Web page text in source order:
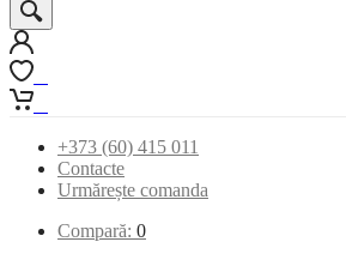
+373 (60) 415 011
Contacte
Urmărește comanda
Compară: 0